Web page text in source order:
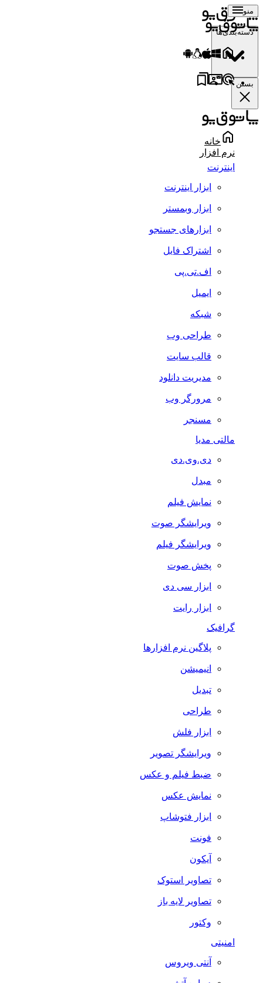
منو
دسته‌بندی‌ها
بستن
خانه
نرم افزار
اینترنت
ابزار اینترنت
ابزار وبمستر
ابزارهای جستجو
اشتراک فایل
اف.تی.پی
ایمیل
شبکه
طراحی وب
قالب سایت
مدیریت دانلود
مرورگر وب
مسنجر
مالتی مدیا
دی.وی.دی
مبدل
نمایش فیلم
ویرایشگر صوت
ویرایشگر فیلم
پخش صوت
ابزار سی دی
ابزار رایت
گرافیک
پلاگین نرم افزارها
انیمیشن
تبدیل
طراحی
ابزار فلش
ویرایشگر تصویر
ضبط فيلم و عكس
نمایش عکس
ابزار فتوشاپ
فونت
آیکون
تصاویر استوک
تصاویر لایه باز
وکتور
امنیتی
آنتی ویروس